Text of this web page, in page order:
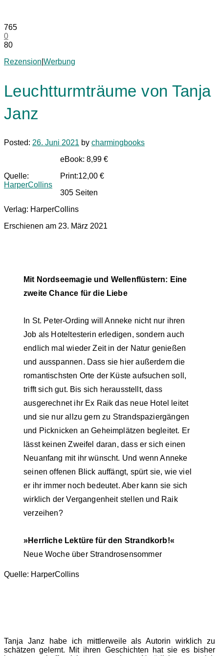
765
0
80
Rezension Werbung
Leuchtturmträume von Tanja
Janz
Posted: 26. Juni 2021 by charmingbooks
Quelle:
HarperCollins
eBook: 8,99 €
Print:12,00 €
305 Seiten
Verlag: HarperCollins
Erschienen am 23. März 2021
Mit Nordseemagie und Wellenflüstern: Eine
zweite Chance für die Liebe
In St. Peter-Ording will Anneke nicht nur ihren
Job als Hoteltesterin erledigen, sondern auch
endlich mal wieder Zeit in der Natur genießen
und ausspannen. Dass sie hier außerdem die
romantischsten Orte der Küste aufsuchen soll,
trifft sich gut. Bis sich herausstellt, dass
ausgerechnet ihr Ex Raik das neue Hotel leitet
und sie nur allzu gern zu Strandspaziergängen
und Picknicken an Geheimplätzen begleitet. Er
lässt keinen Zweifel daran, dass er sich einen
Neuanfang mit ihr wünscht. Und wenn Anneke
seinen offenen Blick auffängt, spürt sie, wie viel
er ihr immer noch bedeutet. Aber kann sie sich
wirklich der Vergangenheit stellen und Raik
verzeihen?
»Herrliche Lektüre für den Strandkorb!«
Neue Woche über Strandrosensommer
Quelle: HarperCollins
Tanja Janz habe ich mittlerweile als Autorin wirklich zu
schätzen gelernt. Mit ihren Geschichten hat sie es bisher